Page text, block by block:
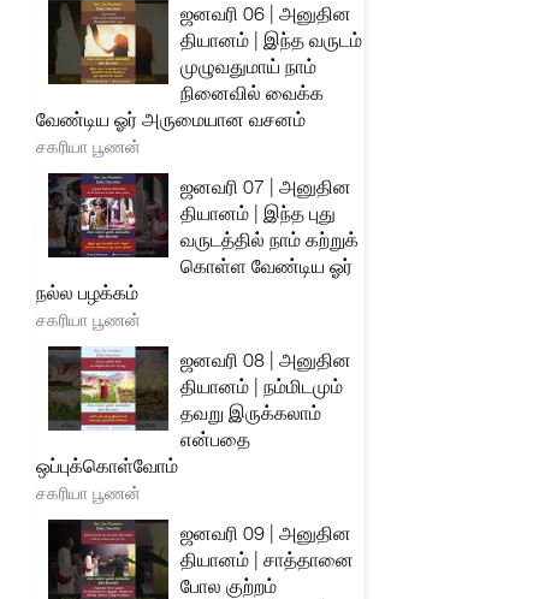
ஜனவரி 06 | அனுதின
தியானம் | இந்த வருடம்
முழுவதுமாய் நாம்
நினைவில் வைக்க
வேண்டிய ஓர் அருமையான வசனம்
சகரியா பூணன்
ஜனவரி 07 | அனுதின
தியானம் | இந்த புது
வருடத்தில் நாம் கற்றுக்
கொள்ள வேண்டிய ஓர்
நல்ல பழக்கம்
சகரியா பூணன்
ஜனவரி 08 | அனுதின
தியானம் | நம்மிடமும்
தவறு இருக்கலாம்
என்பதை
ஒப்புக்கொள்வோம்
சகரியா பூணன்
ஜனவரி 09 | அனுதின
தியானம் | சாத்தானை
போல குற்றம்